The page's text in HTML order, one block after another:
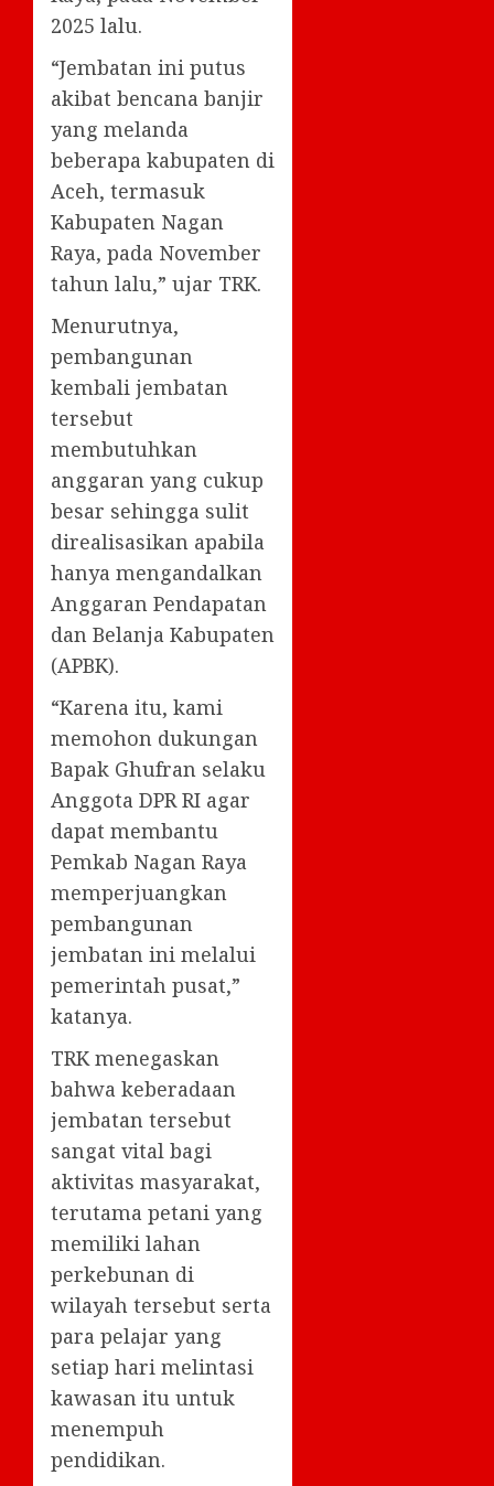
2025 lalu.
“Jembatan ini putus
akibat bencana banjir
yang melanda
beberapa kabupaten di
Aceh, termasuk
Kabupaten Nagan
Raya, pada November
tahun lalu,” ujar TRK.
Menurutnya,
pembangunan
kembali jembatan
tersebut
membutuhkan
anggaran yang cukup
besar sehingga sulit
direalisasikan apabila
hanya mengandalkan
Anggaran Pendapatan
dan Belanja Kabupaten
(APBK).
“Karena itu, kami
memohon dukungan
Bapak Ghufran selaku
Anggota DPR RI agar
dapat membantu
Pemkab Nagan Raya
memperjuangkan
pembangunan
jembatan ini melalui
pemerintah pusat,”
katanya.
TRK menegaskan
bahwa keberadaan
jembatan tersebut
sangat vital bagi
aktivitas masyarakat,
terutama petani yang
memiliki lahan
perkebunan di
wilayah tersebut serta
para pelajar yang
setiap hari melintasi
kawasan itu untuk
menempuh
pendidikan.